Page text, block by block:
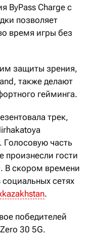
ByPass Charge с
позволяет
время игры без
защиты зрения,
также делают
гейминга.
трек,
Голосовую часть
произнесли гости
В скором времени
социальных сетях
.
победителей
30 5G.